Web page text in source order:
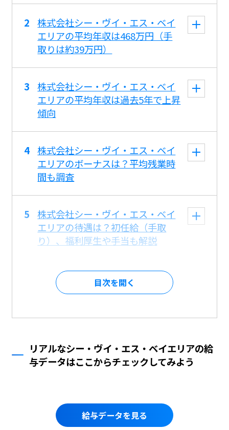
株式会社シー・ヴイ・エス・ベイ
エリアの平均年収は468万円（手
取りは約39万円）
株式会社シー・ヴイ・エス・ベイ
エリアの平均年収は過去5年で上昇
傾向
株式会社シー・ヴイ・エス・ベイ
エリアのボーナスは？平均残業時
間も調査
株式会社シー・ヴイ・エス・ベイ
エリアの待遇は？初任給（手取
り）、福利厚生や手当も解説
目次を
リアルなシー・ヴイ・エス・ベイエリアの給
与データはここからチェックしてみよう
給与データを見る